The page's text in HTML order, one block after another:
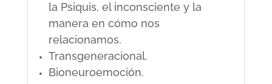
la Psiquis, el inconsciente y la
manera en cómo nos
relacionamos.
Transgeneracional.
Bioneuroemoción.